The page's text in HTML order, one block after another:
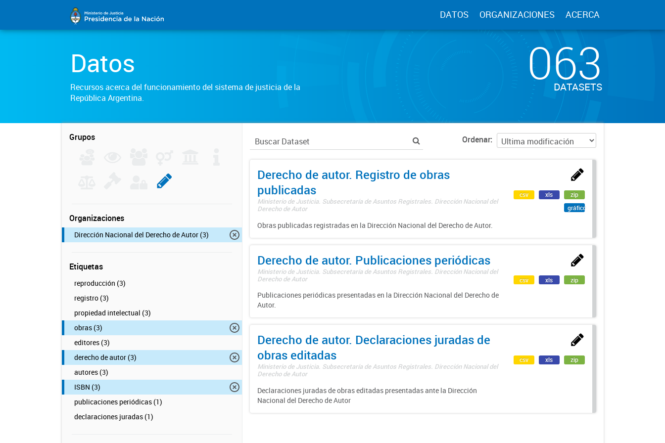
DATOS ORGANIZACIONES ACERCA
Datos
Recursos acerca del funcionamiento del sistema de justicia de la
República Argentina.
063
DATASETS
Grupos
Organizaciones
Dirección Nacional del Derecho de Autor (3)
Etiquetas
reproducción (3)
registro (3)
propiedad intelectual (3)
obras (3)
editores (3)
derecho de autor (3)
autores (3)
ISBN (3)
publicaciones periódicas (1)
declaraciones juradas (1)
Ordenar
Derecho de autor. Registro de obras
publicadas
Ministerio de Justicia. Subsecretaría de Asuntos Registrales. Dirección Nacional del
Derecho de Autor
Obras publicadas registradas en la Dirección Nacional del Derecho de Autor.
csv xls
zip
gráfico
Derecho de autor. Publicaciones periódicas
Ministerio de Justicia. Subsecretaría de Asuntos Registrales. Dirección Nacional del
Derecho de Autor
Publicaciones periódicas presentadas en la Dirección Nacional del Derecho de
Autor.
csv xls zip
Derecho de autor. Declaraciones juradas de
obras editadas
Ministerio de Justicia. Subsecretaría de Asuntos Registrales. Dirección Nacional del
Derecho de Autor
Declaraciones juradas de obras editadas presentadas ante la Dirección
Nacional del Derecho de Autor
csv xls zip